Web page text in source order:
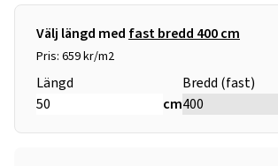
Välj längd med fast bredd 400 cm
Pris: 659 kr/m2
Längd
cm
Bredd (fast)